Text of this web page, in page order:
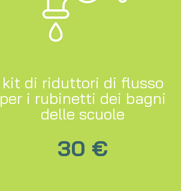
kit di riduttori di flusso
per i rubinetti dei bagni
delle scuole
30 €